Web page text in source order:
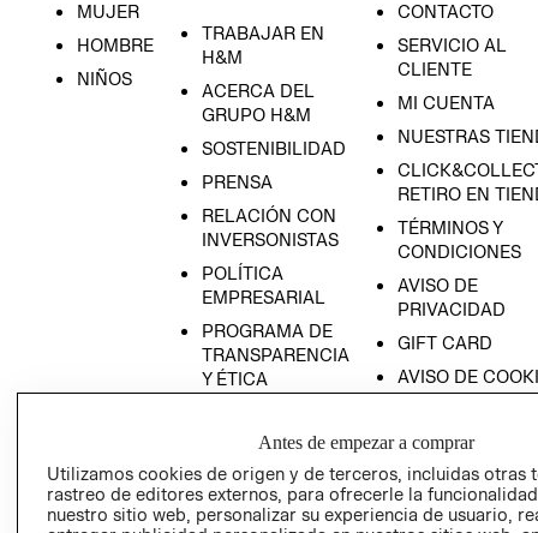
MUJER
HOMBRE
NIÑOS
TRABAJAR EN
H&M
ACERCA DEL
GRUPO H&M
SOSTENIBILIDAD
PRENSA
RELACIÓN CON
INVERSONISTAS
POLÍTICA
EMPRESARIAL
PROGRAMA DE
TRANSPARENCIA
Y ÉTICA
PROGRAMA DE
Y ÉTICA (INGLÉS)
CONTACTO
SERVICIO AL
CLIENTE
MI CUENTA
NUESTRAS
RETIRO EN
TÉRMINOS Y
CONDICIONES
AVISO DE
PRIVACIDAD
GIFT CARD
AVISO DE
COMERCIO - SIC
PETICIONES
QUEJAS Y
Antes de empezar a comprar
Utilizamos cookies de origen y de terceros, incluidas otras
rastreo de editores externos, para ofrecerle la
nuestro sitio web, personalizar su experiencia de usuario,